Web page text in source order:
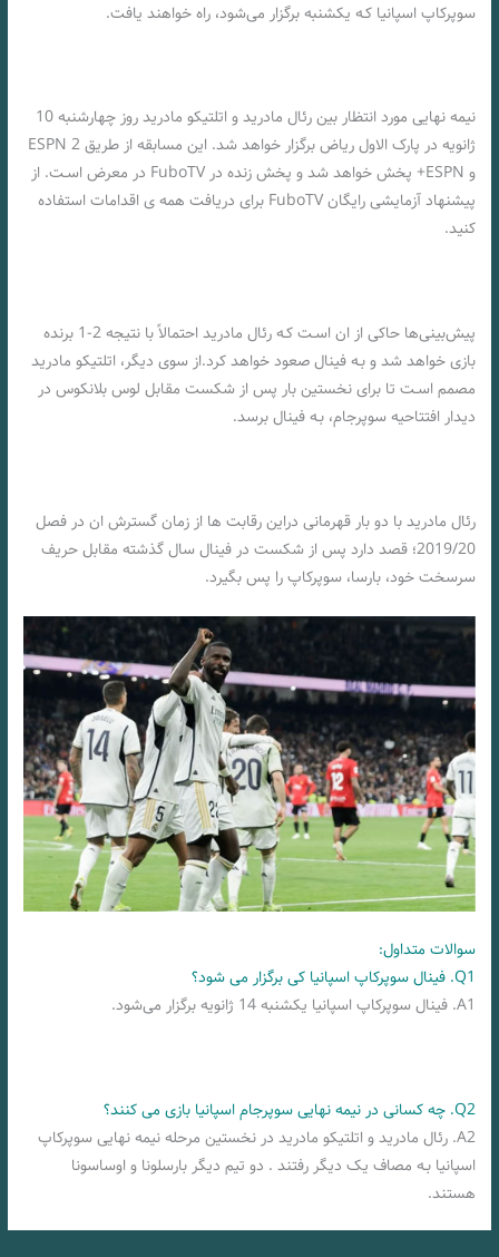
سوپرکاپ اسپانیا کـه یکشنبه برگزار می‌شود، راه خواهند یافت.
نیمه نهایی مورد انتظار بین رئال مادرید و اتلتیکو مادرید روز چهارشنبه 10
ژانویه در پارک الاول ریاض برگزار خواهد شد. این مسابقه از طریق ESPN 2
و ESPN+ پخش خواهد شد و پخش زنده در FuboTV در معرض اسـت. از
پیشنهاد آزمایشی رایگان FuboTV برای دریافت همه ی اقدامات استفاده
کنید.
پیش‌بینی‌ها حاکی از ان اسـت کـه رئال مادرید احتمالاً با نتیجه 2-1 برنده
بازی خواهد شد و بـه فینال صعود خواهد کرد.از سوی دیگر، اتلتیکو مادرید
مصمم اسـت تا برای نخستین بار پس از شکست مقابل لوس بلانکوس در
دیدار افتتاحیه سوپرجام، بـه فینال برسد.
رئال مادرید با دو بار قهرمانی دراین رقابت ها از زمان گسترش ان در فصل
2019/20؛ قصد دارد پس از شکست در فینال سال گذشته مقابل حریف
سرسخت خود، بارسا، سوپرکاپ را پس بگیرد.
سوالات متداول:
Q1. فینال سوپرکاپ اسپانیا کی برگزار می شود؟
A1. فینال سوپرکاپ اسپانیا یکشنبه 14 ژانویه برگزار می‌شود.
Q2. چه کسانی در نیمه نهایی سوپرجام اسپانیا بازی می کنند؟
A2. رئال مادرید و اتلتیکو مادرید در نخستین مرحله نیمه نهایی سوپرکاپ
اسپانیا بـه مصاف یک دیگر رفتند . دو تیم دیگر بارسلونا و اوساسونا
هستند.